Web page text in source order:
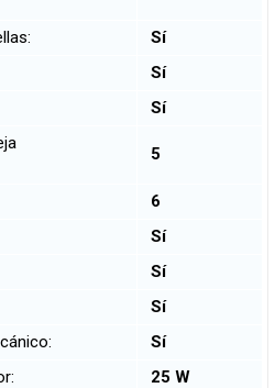
Sí
Sí
Sí
5
6
Sí
Sí
Sí
Sí
25 W